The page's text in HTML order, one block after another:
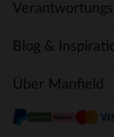
Blog &
Über Manfield